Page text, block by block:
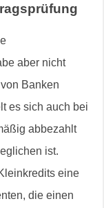
aber nicht
Banken
es sich auch bei
abbezahlt
ist.
eine
die einen